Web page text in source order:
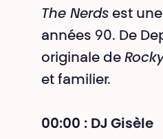
The Nerds est
années 90. De
originale de
et familier.
00:00 : DJ Gisèle